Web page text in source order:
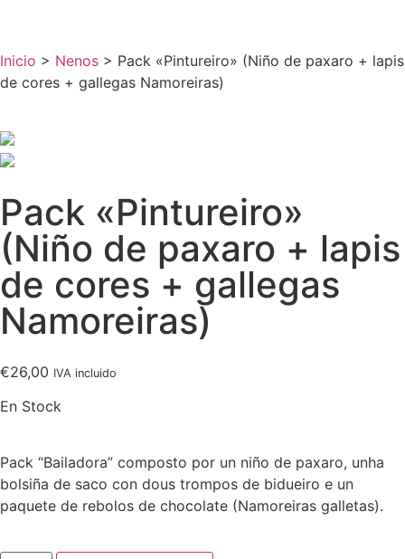
Inicio > Nenos > Pack «Pintureiro» (Niño de paxaro + lapis
de cores + gallegas Namoreiras)
Pack «Pintureiro»
(Niño de paxaro + lapis
de cores + gallegas
Namoreiras)
€26,00 IVA incluido
En Stock
Pack “Bailadora” composto por un niño de paxaro, unha
bolsiña de saco con dous trompos de bidueiro e un
paquete de rebolos de chocolate (Namoreiras galletas).